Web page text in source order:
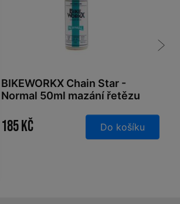
BIKEWORKX Chain Star -
Normal 50ml mazání řetězu
185 Kč Do košíku